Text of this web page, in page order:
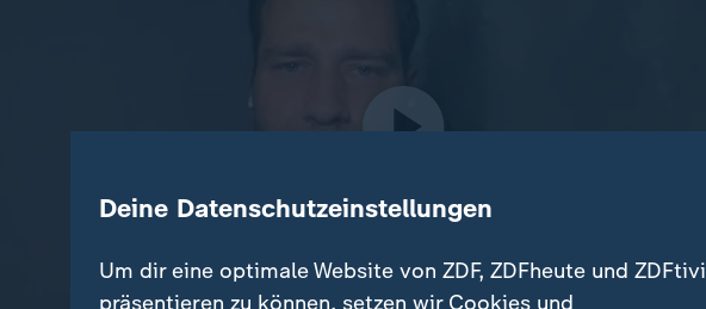
Deine Datenschutzeinstellungen
Um dir eine optimale Website von ZDF, ZDFheute und ZDFtivi
präsentieren zu können, setzen wir Cookies und